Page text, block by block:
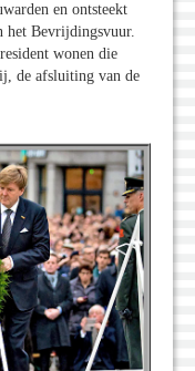
en ontsteekt
het Bevrijdingsvuur.
wonen die
de afsluiting van de